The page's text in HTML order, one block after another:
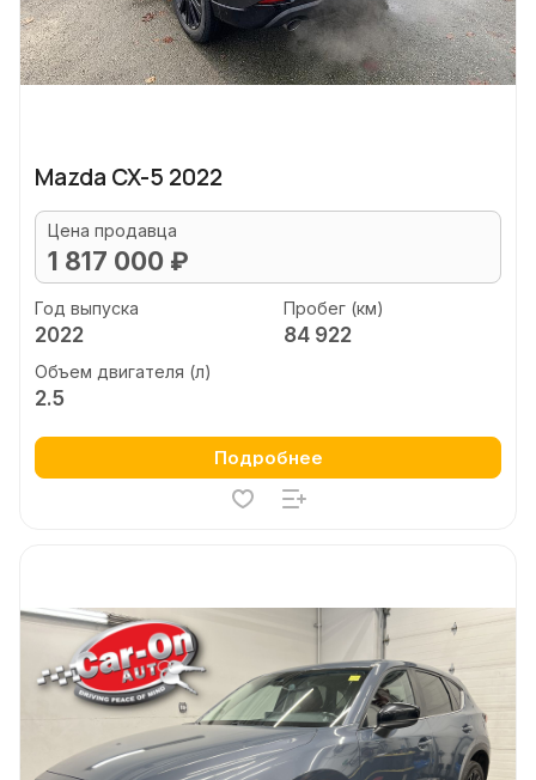
Mazda CX-5 2022
Цена продавца
1 817 000 ₽
Год выпуска
2022
Пробег (км)
84 922
Объем двигателя (л)
2.5
Подробнее